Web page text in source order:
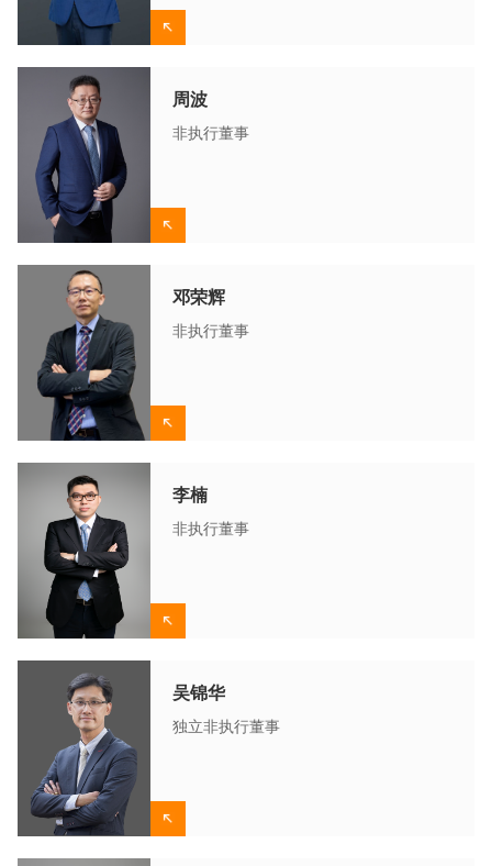
周波
非执行董事
邓荣辉
非执行董事
李楠
非执行董事
吴锦华
独立非执行董事